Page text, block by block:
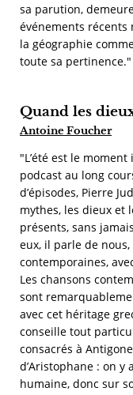
sa parution,
événements
la géographie
toute sa pertinence."
Quand les
Antoine Foucher
"L’été est le
podcast au long
d’épisodes, Pierre
mythes, les dieux et
présents, sans
eux, il parle de
contemporaines,
Les chansons
sont
avec cet héritage
conseille tout
consacrés à
d’Aristophane : on
humaine, donc sur